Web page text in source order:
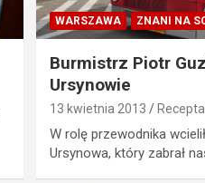
WARSZAWA ZNANI NA
Burmistrz Piotr
Ursynowie
13 kwietnia 2013
W rolę przewodnika
Ursynowa, który zabrał